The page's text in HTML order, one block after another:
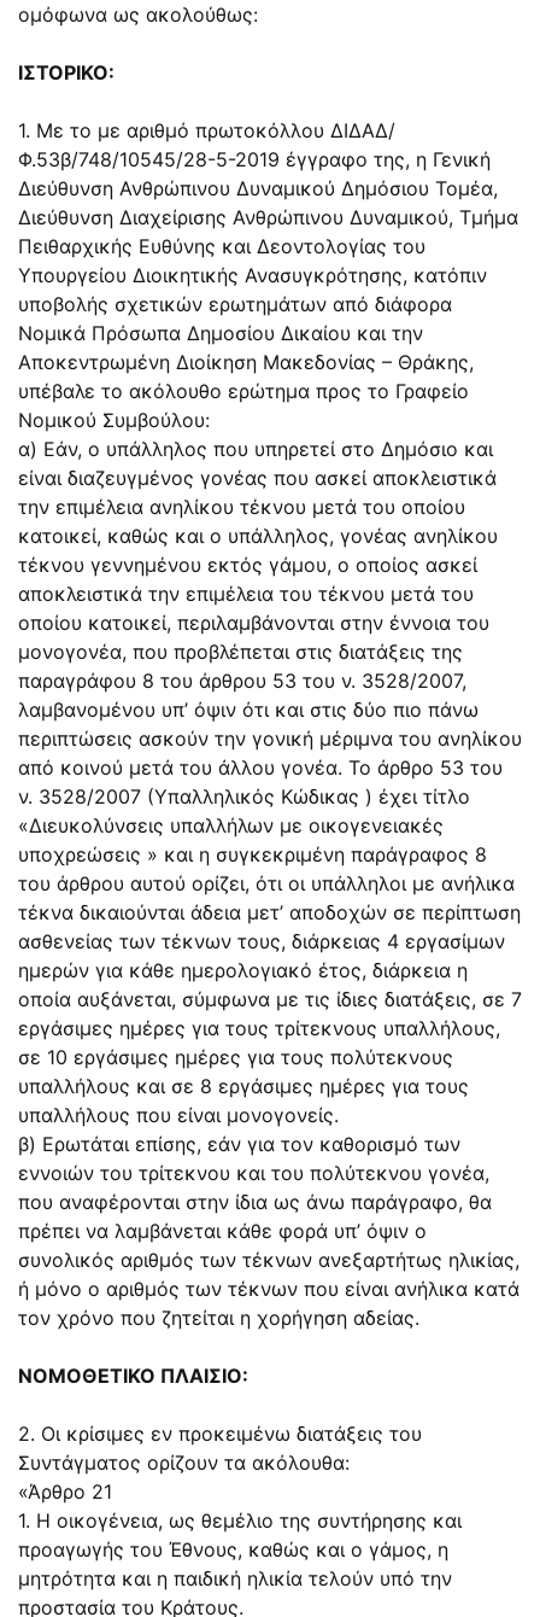
ομόφωνα ως ακολούθως:
ΙΣΤΟΡΙΚΟ:
1. Με το με αριθμό πρωτοκόλλου ΔΙΔΑΔ/
Φ.53β/748/10545/28-5-2019 έγγραφο της, η Γενική
Διεύθυνση Ανθρώπινου Δυναμικού Δημόσιου Τομέα,
Διεύθυνση Διαχείρισης Ανθρώπινου Δυναμικού, Τμήμα
Πειθαρχικής Ευθύνης και Δεοντολογίας του
Υπουργείου Διοικητικής Ανασυγκρότησης, κατόπιν
υποβολής σχετικών ερωτημάτων από διάφορα
Νομικά Πρόσωπα Δημοσίου Δικαίου και την
Αποκεντρωμένη Διοίκηση Μακεδονίας – Θράκης,
υπέβαλε το ακόλουθο ερώτημα προς το Γραφείο
Νομικού Συμβούλου:
α) Εάν, ο υπάλληλος που υπηρετεί στο Δημόσιο και
είναι διαζευγμένος γονέας που ασκεί αποκλειστικά
την επιμέλεια ανηλίκου τέκνου μετά του οποίου
κατοικεί, καθώς και ο υπάλληλος, γονέας ανηλίκου
τέκνου γεννημένου εκτός γάμου, ο οποίος ασκεί
αποκλειστικά την επιμέλεια του τέκνου μετά του
οποίου κατοικεί, περιλαμβάνονται στην έννοια του
μονογονέα, που προβλέπεται στις διατάξεις της
παραγράφου 8 του άρθρου 53 του ν. 3528/2007,
λαμβανομένου υπ’ όψιν ότι και στις δύο πιο πάνω
περιπτώσεις ασκούν την γονική μέριμνα του ανηλίκου
από κοινού μετά του άλλου γονέα. Το άρθρο 53 του
ν. 3528/2007 (Υπαλληλικός Κώδικας ) έχει τίτλο
«Διευκολύνσεις υπαλλήλων με οικογενειακές
υποχρεώσεις » και η συγκεκριμένη παράγραφος 8
του άρθρου αυτού ορίζει, ότι οι υπάλληλοι με ανήλικα
τέκνα δικαιούνται άδεια μετ’ αποδοχών σε περίπτωση
ασθενείας των τέκνων τους, διάρκειας 4 εργασίμων
ημερών για κάθε ημερολογιακό έτος, διάρκεια η
οποία αυξάνεται, σύμφωνα με τις ίδιες διατάξεις, σε 7
εργάσιμες ημέρες για τους τρίτεκνους υπαλλήλους,
σε 10 εργάσιμες ημέρες για τους πολύτεκνους
υπαλλήλους και σε 8 εργάσιμες ημέρες για τους
υπαλλήλους που είναι μονογονείς.
β) Ερωτάται επίσης, εάν για τον καθορισμό των
εννοιών του τρίτεκνου και του πολύτεκνου γονέα,
που αναφέρονται στην ίδια ως άνω παράγραφο, θα
πρέπει να λαμβάνεται κάθε φορά υπ’ όψιν ο
συνολικός αριθμός των τέκνων ανεξαρτήτως ηλικίας,
ή μόνο ο αριθμός των τέκνων που είναι ανήλικα κατά
τον χρόνο που ζητείται η χορήγηση αδείας.
ΝΟΜΟΘΕΤΙΚΟ ΠΛΑΙΣΙΟ:
2. Οι κρίσιμες εν προκειμένω διατάξεις του
Συντάγματος ορίζουν τα ακόλουθα:
«Άρθρο 21
1. Η οικογένεια, ως θεμέλιο της συντήρησης και
προαγωγής του Έθνους, καθώς και ο γάμος, η
μητρότητα και η παιδική ηλικία τελούν υπό την
προστασία του Κράτους.